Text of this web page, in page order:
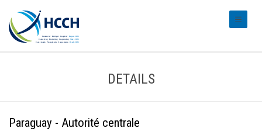
DETAILS
Paraguay - Autorité centrale